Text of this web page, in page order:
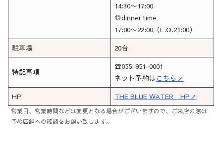
14:30〜17:00
◎dinner time
17:00〜22:00（L.O.21:00）
駐車場
20台
特記事項
☎055-951-0001
ネット予約はこちら↗
HP
THE BLUE WATER HP↗
営業日、営業時間などは変更となる場合がございますので、ご来店の際は
予め店舗への確認をお願い致します。